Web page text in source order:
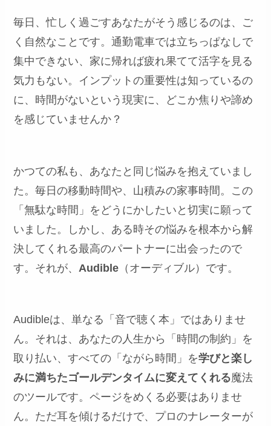
毎日、忙しく過ごすあなたがそう感じるのは、ご
く自然なことです。通勤電車では立ちっぱなしで
集中できない、家に帰れば疲れ果てて活字を見る
気力もない。インプットの重要性は知っているの
に、時間がないという現実に、どこか焦りや諦め
を感じていませんか？
かつての私も、あなたと同じ悩みを抱えていまし
た。毎日の移動時間や、山積みの家事時間。この
「無駄な時間」をどうにかしたいと切実に願って
いました。しかし、ある時その悩みを根本から解
決してくれる最高のパートナーに出会ったので
す。それが、 Audible （オーディブル）です。
Audibleは、単なる「音で聴く本」ではありませ
ん。それは、あなたの人生から「時間の制約」を
取り払い、すべての「ながら時間」を学びと楽し
みに満ちたゴールデンタイムに変えてくれる魔法
のツールです。ページをめくる必要はありませ
ん。ただ耳を傾けるだけで、プロのナレーターが